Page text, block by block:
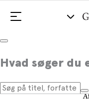
Hvad søger du
Det gyldne